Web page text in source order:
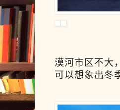
漠河市区不大
可以想象出冬